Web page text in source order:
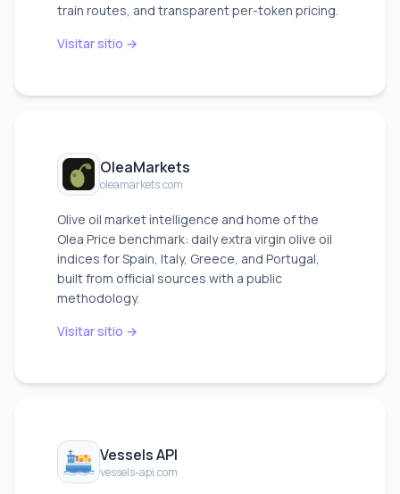
train routes, and transparent per-token pricing.
Visitar sitio →
OleaMarkets
oleamarkets.com
Olive oil market intelligence and home of the
Olea Price benchmark: daily extra virgin olive oil
indices for Spain, Italy, Greece, and Portugal,
built from official sources with a public
methodology.
Visitar sitio →
Vessels API
vessels-api.com